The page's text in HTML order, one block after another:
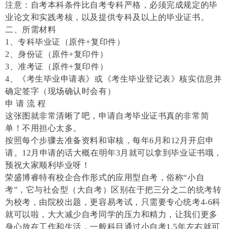
注意：自考本科条件比自考专科严格，必须完成规定的毕
业论文和实践考核，以及提供专科及以上的毕业证书。
二、所需材料
1、专科毕业证（原件+复印件）
2、身份证（原件+复印件）
3、准考证（原件+复印件）
4、《考生毕业申请表》或《考生毕业登记表》核实信息并
确定签字（现场确认时会有）
申 请 流 程
这张图就非常清晰了吧，申请自考毕业证书真的非常简
单！不用担心太多。
按照每个步骤去准备资料和审核，每年6月和12月开启申
请。12月申请的话大概在明年3月就可以拿到毕业证书哦，
预祝大家顺利毕业呀！
荣盛博睿特有校企合作形式的应用型自考，俗称“小自
考”，它与社会型（大自考）区别在于把三分之二的统考转
为校考，由院校出题，更容易考试，只需要专心统考4-6科
就可以啦，大大减少自考同学的压力和精力，让我们更多
身心放在工作和生活，一般科目通过小自考1.5年左右就可